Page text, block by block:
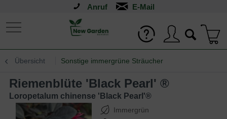
Anruf
Übersicht Sonstige immergrüne Sträucher
Riemenblüte 'Black Pearl' ®
Loropetalum chinense 'Black Pearl'®
Immergrün